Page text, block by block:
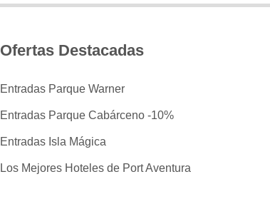
Ofertas Destacadas
Entradas Parque Warner
Entradas Parque Cabárceno -10%
Entradas Isla Mágica
Los Mejores Hoteles de Port Aventura